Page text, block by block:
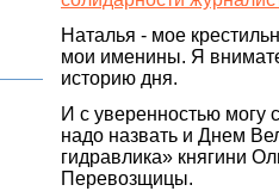
Наталья - мое
мои именины. Я
историю дня.
И с уверенностью могу
надо назвать и Днем
гидравлика» княгини
Перевозщицы.